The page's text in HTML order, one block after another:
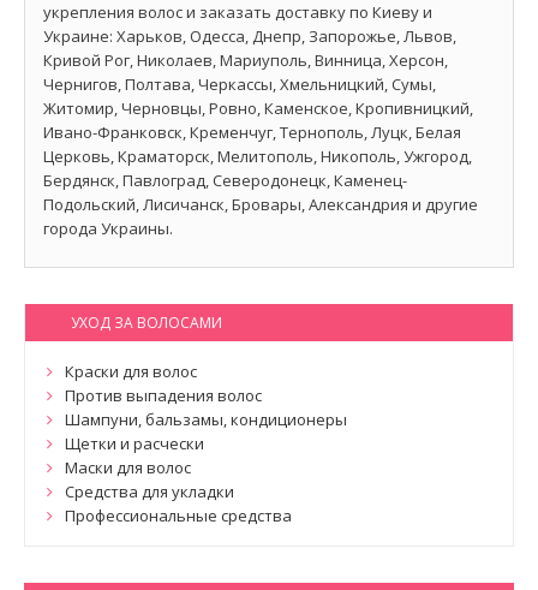
укрепления волос и заказать доставку по Киеву и
Украине: Харьков, Одесса, Днепр, Запорожье, Львов,
Кривой Рог, Николаев, Мариуполь, Винница, Херсон,
Чернигов, Полтава, Черкассы, Хмельницкий, Сумы,
Житомир, Черновцы, Ровно, Каменское, Кропивницкий,
Ивано-Франковск, Кременчуг, Тернополь, Луцк, Белая
Церковь, Краматорск, Мелитополь, Никополь, Ужгород,
Бердянск, Павлоград, Северодонецк, Каменец-
Подольский, Лисичанск, Бровары, Александрия и другие
города Украины.
УХОД ЗА ВОЛОСАМИ
Краски для волос
Против выпадения волос
Шампуни, бальзамы, кондиционеры
Щетки и расчески
Маски для волос
Средства для укладки
Профессиональные средства